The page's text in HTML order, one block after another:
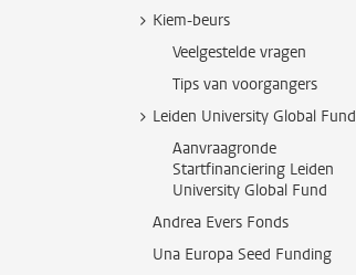
Kiem-beurs
Veelgestelde vragen
Tips van voorgangers
Leiden University Global Fund
Aanvraagronde
Startfinanciering Leiden
University Global Fund
Andrea Evers Fonds
Una Europa Seed Funding